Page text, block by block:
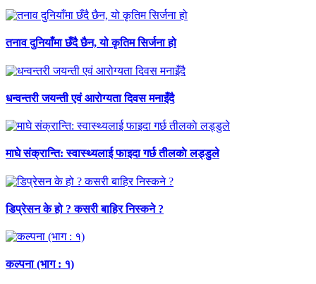
तनाव दुनियाँमा छँदै छैन, यो कृतिम सिर्जना हो
धन्वन्तरी जयन्ती एवं आरोग्यता दिवस मनाइँदै
माघे संक्रान्ति: स्वास्थ्यलाई फाइदा गर्छ तीलकाे लड्डुले
डिप्रेसन के हो ? कसरी बाहिर निस्कने ?
कल्पना (भाग : १)